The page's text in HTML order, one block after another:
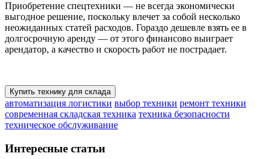
Приобретение спецтехники — не всегда экономически
выгодное решение, поскольку влечет за собой несколько
неожиданных статей расходов. Гораздо дешевле взять ее в
долгосрочную аренду — от этого финансово выиграет
арендатор, а качество и скорость работ не пострадает.
Купить технику для склада
автоматизация логистики выбор техники ремонт техники
современная складская техника техника безопасности
техническое обслуживание
Интересные статьи